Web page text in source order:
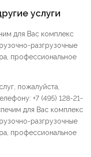
услуги
для Вас комплекс
разгрузочные
профессиональное
пожалуйста,
+7 (495) 128-21-
для Вас комплекс
разгрузочные
профессиональное